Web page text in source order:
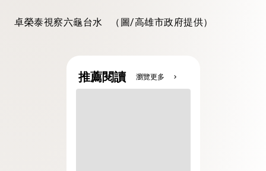
卓榮泰視察六龜台水 （圖/高雄市政府提供）
推薦閱讀 瀏覽更多 chevron_right